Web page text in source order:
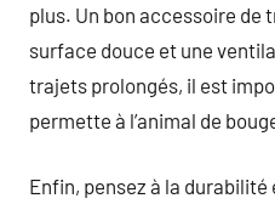
plus. Un bon accessoire
surface douce et une
trajets prolongés, il est
permette à l’animal de
Enfin, pensez à la